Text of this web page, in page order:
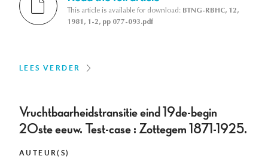
This article is available for download: BTNG-RBHC, 12,
1981, 1-2, pp 077-093.pdf
LEES VERDER
Vruchtbaarheidstransitie eind 19de-begin
20ste eeuw. Test-case : Zottegem 1871-1925.
AUTEUR(S)